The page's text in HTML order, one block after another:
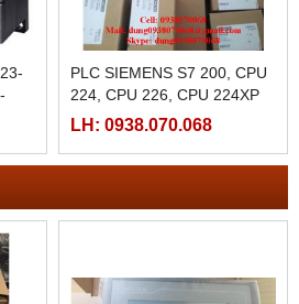
PLC SIEMENS S7 200, CPU
224, CPU 226, CPU 224XP
LH: 0938.070.068